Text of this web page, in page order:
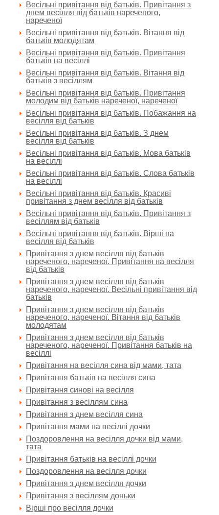
Весільні привітання від батьків. Привітання з
днем весілля від батьків нареченого,
нареченої
Весільні привітання від батьків. Вітання від
батьків молодятам
Весільні привітання від батьків. Привітання
батьків на весіллі
Весільні привітання від батьків. Вітання від
батьків з весіллям
Весільні привітання від батьків. Привітання
молодим від батьків нареченої, нареченої
Весільні привітання від батьків. Побажання на
весілля від батьків
Весільні привітання від батьків. З днем
весілля від батьків
Весільні привітання від батьків. Мова батьків
на весіллі
Весільні привітання від батьків. Слова батьків
на весіллі
Весільні привітання від батьків. Красиві
привітання з днем весілля від батьків
Весільні привітання від батьків. Привітання з
весіллям від батьків
Весільні привітання від батьків. Вірші на
весілля від батьків
Привітання з днем весілля від батьків
нареченого, нареченої. Привітання на весілля
від батьків
Привітання з днем весілля від батьків
нареченого, нареченої. Весільні привітання від
батьків
Привітання з днем весілля від батьків
нареченого, нареченої. Вітання від батьків
молодятам
Привітання з днем весілля від батьків
нареченого, нареченої. Привітання батьків на
весіллі
Привітання на весілля сина від мами, тата
Привітання батьків на весілля сина
Привітання синові на весілля
Привітання з весіллям сина
Привітання з днем весілля сина
Привітання мами на весіллі дочки
Поздоровлення на весілля дочки від мами,
тата
Привітання батьків на весіллі дочки
Поздоровлення на весілля дочки
Привітання з днем весілля дочки
Привітання з весіллям доньки
Вірші про весілля дочки